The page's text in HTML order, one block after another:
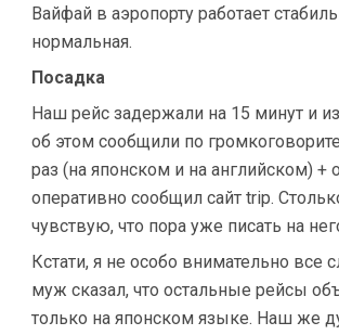
Вайфай в аэропорту работает
нормальная.
Посадка
Наш рейс задержали на 15 минут и
об этом сообщили по
раз (на японском и на английском) +
оперативно сообщил сайт trip.
чувствую, что пора уже писать на
Кстати, я не особо внимательно все
муж сказал, что остальные рейсы
только на японском языке. Наш же